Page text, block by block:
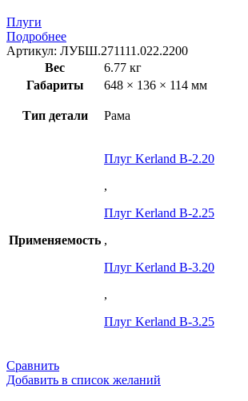
Плуги
Подробнее
Артикул: ЛУБШ.271111.022.2200
Вес
6.77 кг
Габариты
648 × 136 × 114 мм
Тип детали Рама
Применяемость
Плуг Kerland B-2.20
,
Плуг Kerland B-2.25
,
Плуг Kerland B-3.20
,
Плуг Kerland B-3.25
Сравнить
Добавить в список желаний